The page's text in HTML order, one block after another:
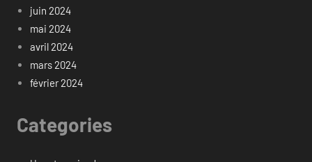
juin 2024
mai 2024
avril 2024
mars 2024
février 2024
Categories